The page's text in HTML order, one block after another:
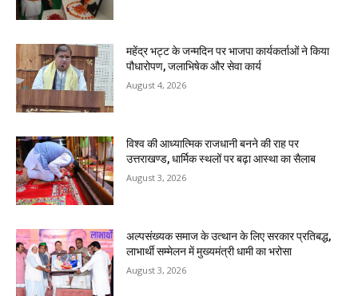
महेंद्र भट्ट के जन्मदिन पर भाजपा कार्यकर्ताओं ने किया
पौधारोपण, जलाभिषेक और सेवा कार्य
August 4, 2026
विश्व की आध्यात्मिक राजधानी बनने की राह पर
उत्तराखण्ड, धार्मिक स्थलों पर बढ़ा आस्था का सैलाब
August 3, 2026
अल्पसंख्यक समाज के उत्थान के लिए सरकार प्रतिबद्ध,
लाभार्थी सम्मेलन में मुख्यमंत्री धामी का भरोसा
August 3, 2026